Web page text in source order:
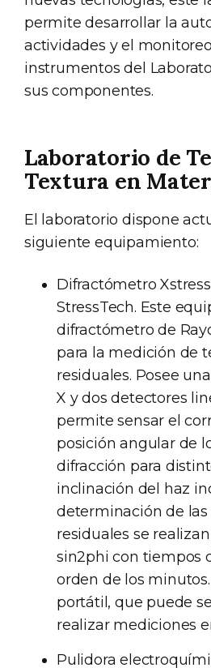
permite desarrollar la
actividades y el
instrumentos del
sus componentes.
Laboratorio de
Textura en
El laboratorio dispone
siguiente equipamiento:
Difractómetro
StressTech. Este
difractómetro de
para la medición de
residuales. Posee
X y dos detectores
permite sensar el
posición angular de
difracción para
inclinación del haz
determinación de las
residuales se
sin2phi con tiempos
orden de los
portátil, que puede
realizar mediciones
Pulidora